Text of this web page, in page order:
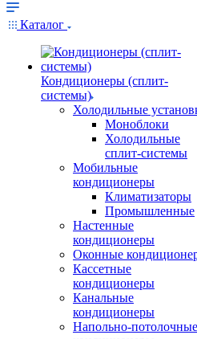
Каталог
Кондиционеры (сплит-
системы)
Холодильные
Моноблоки
Холодильные
сплит-системы
Мобильные
кондиционеры
Климатизаторы
Промышленные
Настенные
кондиционеры
Оконные
Кассетные
кондиционеры
Канальные
кондиционеры
Напольно-потолочные